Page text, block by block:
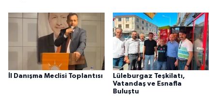
İl Danışma Meclisi Toplantısı
Lüleburgaz Teşkilatı,
Vatandaş ve Esnafla
Buluştu